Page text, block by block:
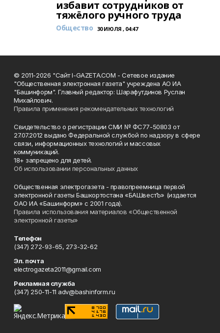
избавит сотрудников от
тяжёлого ручного труда
Общество 30 ИЮЛЯ , 04:47
© 2011-2026 "Сайт I-GAZETA.COM - Сетевое издание
"Общественная электронная газета" учреждена АО ИА
"Башинформ". Главный редактор: Шарафутдинов Руслан
Михайлович.
Правила применения рекомендательных технологий
Свидетельство о регистрации СМИ № ФС77-50803 от
27.07.2012 выдано Федеральной службой по надзору в сфере
связи, информационных технологий и массовых
коммуникаций.
18+ запрещено для детей.
Об использовании персональных данных
Общественная электрогазета - правопреемница первой
электронной газеты Башкортостана «БАШвестЪ» (издается
ОАО ИА «Башинформ» с 2001 года).
Правила использования материалов «Общественной
электронной газеты»
Телефон
(347) 272-93-65, 273-32-62
Эл. почта
electrogazeta2011@gmail.com
Рекламная служба
(347) 250-11-11 adv@bashinform.ru